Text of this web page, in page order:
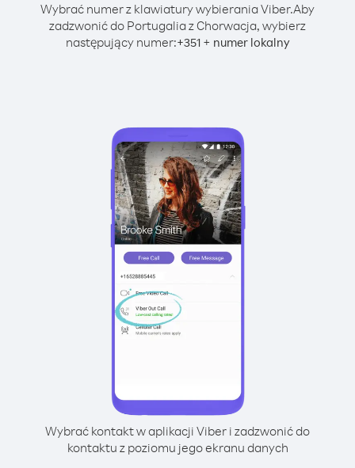
Wybrać numer z klawiatury wybierania Viber.Aby
zadzwonić do Portugalia z Chorwacja, wybierz
następujący numer:+351+ numer lokalny
Wybrać kontakt w aplikacji Viber i zadzwonić do
kontaktu z poziomu jego ekranu danych